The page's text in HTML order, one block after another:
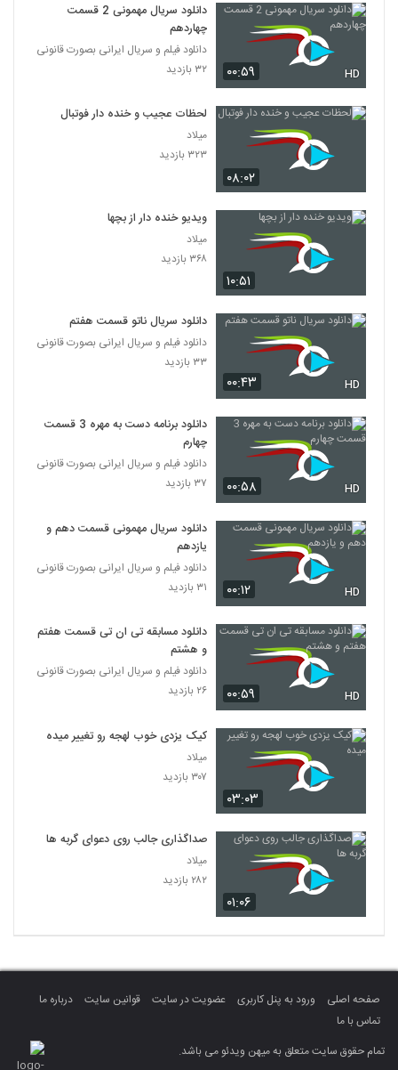
۰۰:۵۹ HD
دانلود سریال مهمونی 2 قسمت
چهاردهم
دانلود فیلم و سریال ایرانی بصورت قانونی
۳۲ بازدید
۰۸:۰۲
لحظات عجیب و خنده دار فوتبال
میلاد
۳۲۳ بازدید
۱۰:۵۱
ویدیو خنده دار از بچها
میلاد
۳۶۸ بازدید
۰۰:۴۳ HD
دانلود سریال ناتو قسمت هفتم
دانلود فیلم و سریال ایرانی بصورت قانونی
۳۳ بازدید
۰۰:۵۸ HD
دانلود برنامه دست به مهره 3 قسمت
چهارم
دانلود فیلم و سریال ایرانی بصورت قانونی
۳۷ بازدید
۰۰:۱۲ HD
دانلود سریال مهمونی قسمت دهم و
یازدهم
دانلود فیلم و سریال ایرانی بصورت قانونی
۳۱ بازدید
۰۰:۵۹ HD
دانلود مسابقه تی ان تی قسمت هفتم
و هشتم
دانلود فیلم و سریال ایرانی بصورت قانونی
۲۶ بازدید
۰۳:۰۳
کیک یزدی خوب لهجه رو تغییر میده
میلاد
۳۰۷ بازدید
۰۱:۰۶
صداگذاری جالب روی دعوای گربه ها
میلاد
۲۸۲ بازدید
صفحه اصلی ورود به پنل کاربری عضویت در سایت قوانین سایت
درباره ما
تماس با ما
تمام حقوق سایت متعلق به میهن ویدئو می باشد.